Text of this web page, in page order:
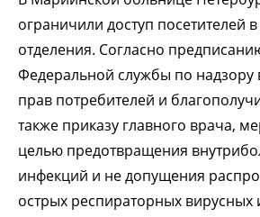
ограничили доступ посетителей
отделения. Согласно
Федеральной службы по надзору
прав потребителей и
также приказу главного врача,
целью предотвращения
инфекций и не допущения
острых респираторных вирусных